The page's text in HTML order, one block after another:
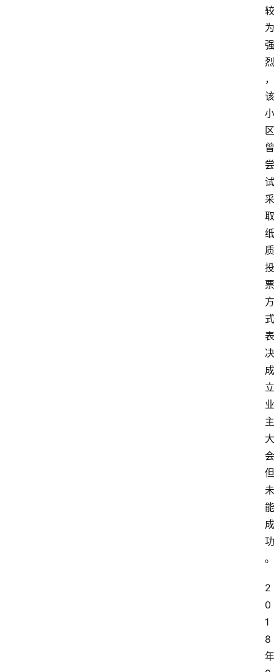
较
为
强
烈
，
该
小
区
曾
尝
试
采
取
纸
质
投
票
方
式
表
决
成
立
业
主
大
会
但
未
能
成
功
。
2
0
1
8
年